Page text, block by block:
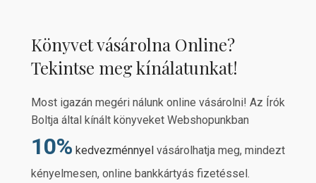
Könyvet vásárolna Online?
Tekintse meg kínálatunkat!
Most igazán megéri nálunk online vásárolni! Az Írók
Boltja által kínált könyveket Webshopunkban
10% kedvezménnyel vásárolhatja meg, mindezt
kényelmesen, online bankkártyás fizetéssel.